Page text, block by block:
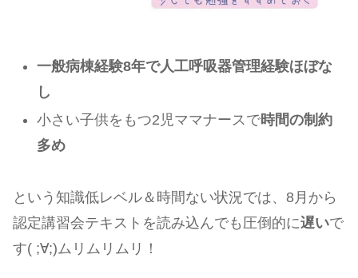
一般病棟経験8年で人工呼吸器管理経験ほぼな
し
小さい子供をもつ2児ママナースで時間の制約
多め
という知識低レベル＆時間ない状況では、8月から
認定講習会テキストを読み込んでも圧倒的に遅いで
す( ;∀;)ムリムリムリ！